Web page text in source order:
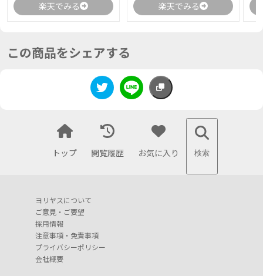
楽天でみる 楽天でみる
この商品をシェアする
トップ 閲覧履歴 お気に入り 検索
ヨリヤスについて
ご意見・ご要望
採用情報
注意事項・免責事項
プライバシーポリシー
会社概要